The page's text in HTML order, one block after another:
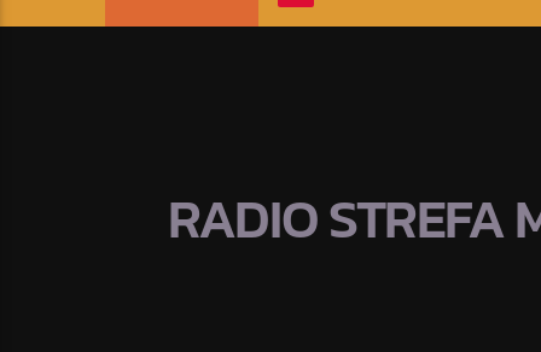
RADIO STREFA